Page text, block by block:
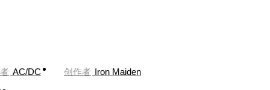
AC/DC 创作者 Iron Maiden